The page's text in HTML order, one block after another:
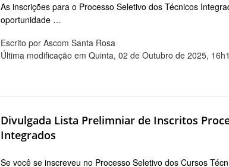
As inscrições para o Processo Seletivo dos Técnicos
oportunidade …
Escrito por Ascom Santa Rosa
Última modificação em Quinta, 02 de Outubro de 2025,
Divulgada Lista Prelimniar de Inscritos
Integrados
Se você se inscreveu no Processo Seletivo dos Cursos